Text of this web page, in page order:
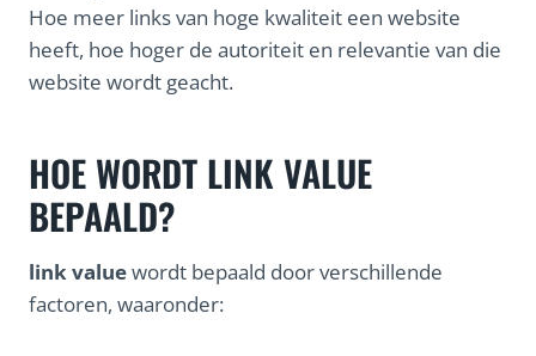
Hoe meer links van hoge kwaliteit een website
heeft, hoe hoger de autoriteit en relevantie van die
website wordt geacht.
HOE WORDT LINK VALUE
BEPAALD?
link valuewordt bepaald door verschillende
factoren, waaronder: